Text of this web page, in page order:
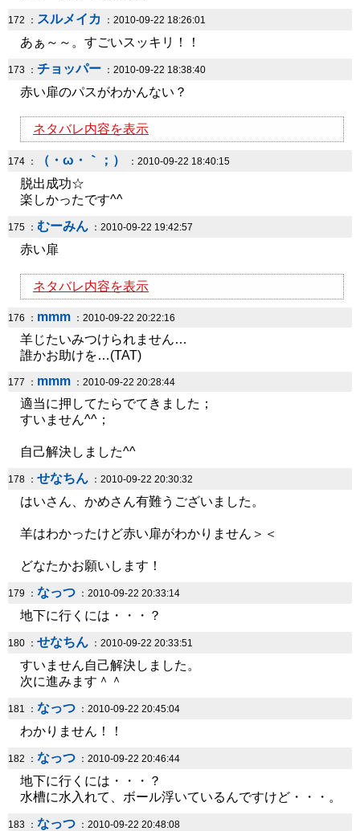
172 ： スルメイカ ：2010-09-22 18:26:01
あぁ～～。すごいスッキリ！！
173 ： チョッパー ：2010-09-22 18:38:40
赤い扉のパスがわかんない？
ネタバレ内容を表示
174 ： （・ω・｀；） ：2010-09-22 18:40:15
脱出成功☆
楽しかったです^^
175 ： むーみん ：2010-09-22 19:42:57
赤い扉
ネタバレ内容を表示
176 ： mmm ：2010-09-22 20:22:16
羊じたいみつけられません…
誰かお助けを…(TAT)
177 ： mmm ：2010-09-22 20:28:44
適当に押してたらでてきました；
すいません^^；
自己解決しました^^
178 ： せなちん ：2010-09-22 20:30:32
はいさん、かめさん有難うございました。
羊はわかったけど赤い扉がわかりません＞＜
どなたかお願いします！
179 ： なっつ ：2010-09-22 20:33:14
地下に行くには・・・？
180 ： せなちん ：2010-09-22 20:33:51
すいません自己解決しました。
次に進みます＾＾
181 ： なっつ ：2010-09-22 20:45:04
わかりません！！
182 ： なっつ ：2010-09-22 20:46:44
地下に行くには・・・？
水槽に水入れて、ボール浮いているんですけど・・・。
183 ： なっつ ：2010-09-22 20:48:08